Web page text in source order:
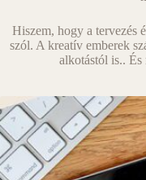
Hiszem, hogy a tervezés
szól. A kreatív emberek
alkotástól is.. És